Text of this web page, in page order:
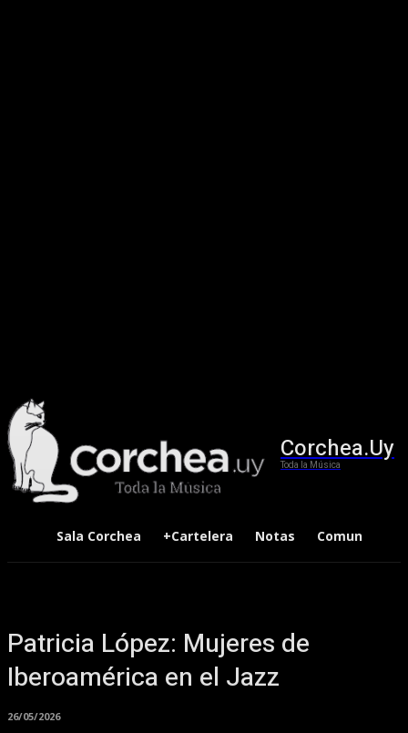
Corchea.Uy
Toda la Música
Sala Corchea +Cartelera Notas Comunidad
Patricia López: Mujeres de
Iberoamérica en el Jazz
26/05/2026